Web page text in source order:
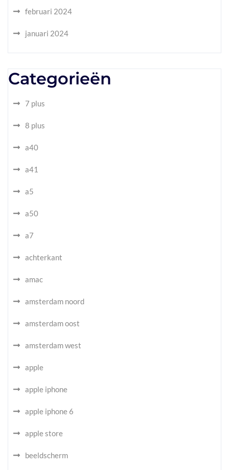
februari 2024
januari 2024
Categorieën
7 plus
8 plus
a40
a41
a5
a50
a7
achterkant
amac
amsterdam noord
amsterdam oost
amsterdam west
apple
apple iphone
apple iphone 6
apple store
beeldscherm